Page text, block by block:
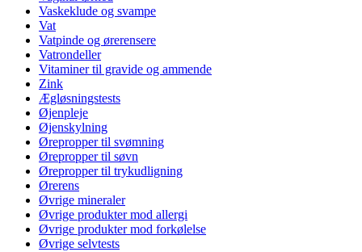
Vaskeklude og svampe
Vat
Vatpinde og ørerensere
Vatrondeller
Vitaminer til gravide og ammende
Zink
Ægløsningstests
Øjenpleje
Øjenskylning
Ørepropper til svømning
Ørepropper til søvn
Ørepropper til trykudligning
Ørerens
Øvrige mineraler
Øvrige produkter mod allergi
Øvrige produkter mod forkølelse
Øvrige selvtests